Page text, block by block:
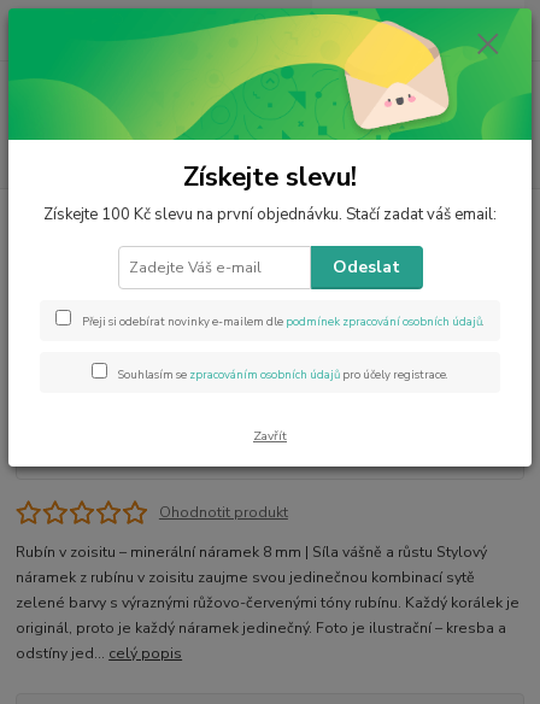
ks
0 Kč
Úvod Šperky z minerálů Náramky Rubín v zoisitu náramek 8 mm
Rubín v zoisitu náramek 8 mm
Novinka
Ohodnotit produkt
Rubín v zoisitu – minerální náramek 8 mm | Síla vášně a růstu Stylový
náramek z rubínu v zoisitu zaujme svou jedinečnou kombinací sytě
zelené barvy s výraznými růžovo-červenými tóny rubínu. Každý korálek je
originál, proto je každý náramek jedinečný. Foto je ilustrační – kresba a
odstíny jed... celý popis
Získejte slevu!
Získejte 100 Kč slevu na první objednávku. Stačí zadat váš email:
Odeslat
Přeji si odebírat novinky e-mailem dle podmínek zpracování osobních údajů.
Souhlasím se zpracováním osobních údajů pro účely registrace.
Zavřít